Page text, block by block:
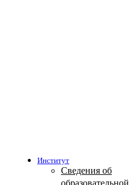
Институт
Сведения об
образовательной